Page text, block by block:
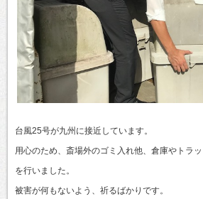
台風25号が九州に接近しています。
用心のため、斎場外のゴミ入れ他、倉庫やトラ
を行いました。
被害が何もないよう、祈るばかりです。